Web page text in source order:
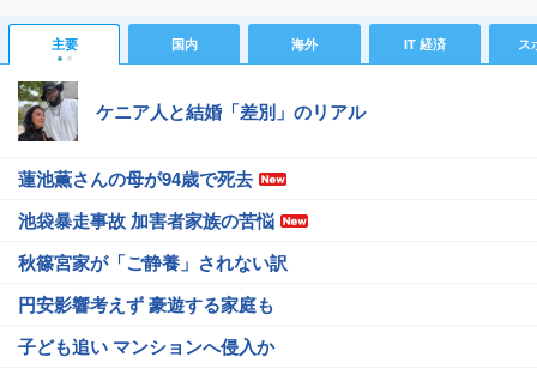
主要 国内 海外 IT 経済 ス
ケニア人と結婚「差別」のリアル
蓮池薫さんの母が94歳で死去
池袋暴走事故 加害者家族の苦悩
秋篠宮家が「ご静養」されない訳
円安影響考えず 豪遊する家庭も
子ども追い マンションへ侵入か